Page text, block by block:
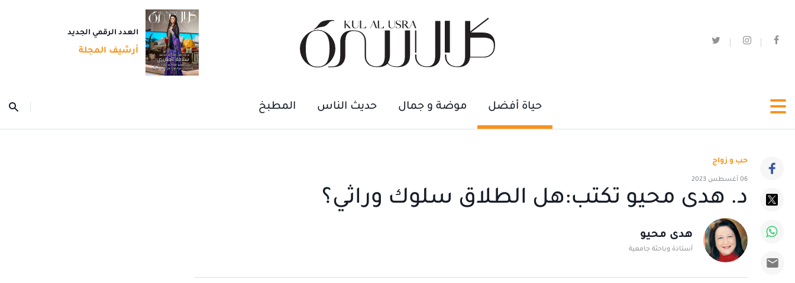
العدد الرقمي الجديد
أرشيف المجلة
حياة أفضل موضة و جمال حديث الناس المطبخ
حب و زواج
06 أغسطس 2023
د. هدى محيو تكتب:هل الطلاق سلوك وراثي؟
هدى محيو
أستاذة وباحثة جامعية